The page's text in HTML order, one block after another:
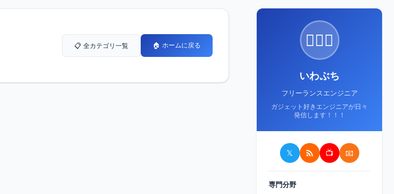
📋 全カテゴリ一覧 🏠 ホームに戻る 🙋🏻‍♂️
いわぶち
フリーランスエンジニア
ガジェット好きエンジニアが日々
発信します！！！
𝕏 📺 📧
専門分野